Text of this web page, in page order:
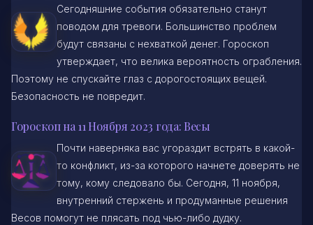
Сегодняшние события обязательно станут
поводом для тревоги. Большинство проблем
будут связаны с нехваткой денег. Гороскоп
утверждает, что велика вероятность ограбления.
Поэтому не спускайте глаз с дорогостоящих вещей.
Безопасность не повредит.
Гороскоп на 11 Ноября 2023 года: Весы
Почти наверняка вас угораздит встрять в какой-
то конфликт, из-за которого начнете доверять не
тому, кому следовало бы. Сегодня, 11 ноября,
внутренний стержень и продуманные решения
Весов помогут не плясать под чью-либо дудку.